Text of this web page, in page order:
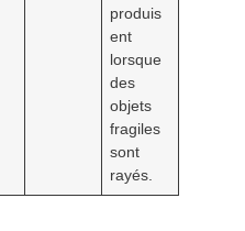
produis
ent
lorsque
des
objets
fragiles
sont
rayés.